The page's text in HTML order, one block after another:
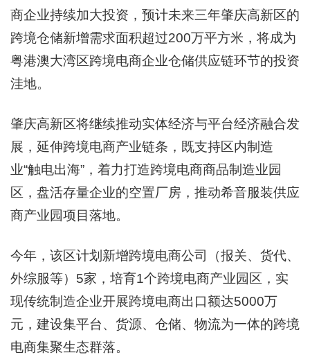
商企业持续加大投资，预计未来三年肇庆高新区的
跨境仓储新增需求面积超过200万平方米，将成为
粤港澳大湾区跨境电商企业仓储供应链环节的投资
洼地。
肇庆高新区将继续推动实体经济与平台经济融合发
展，延伸跨境电商产业链条，既支持区内制造
业“触电出海”，着力打造跨境电商商品制造业园
区，盘活存量企业的空置厂房，推动希音服装供应
商产业园项目落地。
今年，该区计划新增跨境电商公司（报关、货代、
外综服等）5家，培育1个跨境电商产业园区，实
现传统制造企业开展跨境电商出口额达5000万
元，建设集平台、货源、仓储、物流为一体的跨境
电商集聚生态群落。